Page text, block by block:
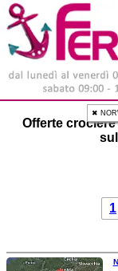
✖
Offerte
1